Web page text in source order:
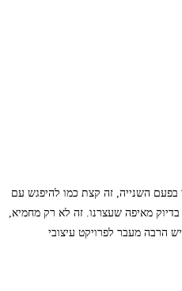
בפעם השנייה, זה קצת כמו להיפגש עם
מאיפה שעצרנו. זה לא רק מחמיא,
הרבה מעבר לפרויקט עיצובי